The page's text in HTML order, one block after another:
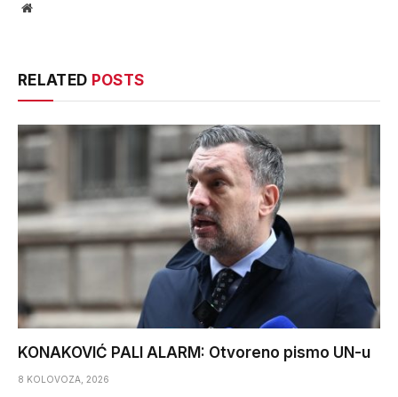
Website
RELATED POSTS
KONAKOVIĆ PALI ALARM: Otvoreno pismo UN-u
8 KOLOVOZA, 2026